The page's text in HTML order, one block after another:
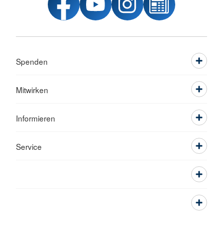
Spenden
Mitwirken
Informieren
Service